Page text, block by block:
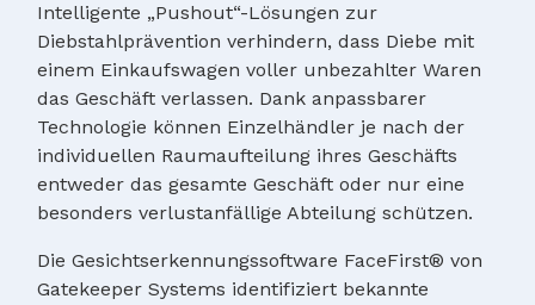
Intelligente „Pushout“-Lösungen zur
Diebstahlprävention verhindern, dass Diebe mit
einem Einkaufswagen voller unbezahlter Waren
das Geschäft verlassen. Dank anpassbarer
Technologie können Einzelhändler je nach der
individuellen Raumaufteilung ihres Geschäfts
entweder das gesamte Geschäft oder nur eine
besonders verlustanfällige Abteilung schützen.
Die Gesichtserkennungssoftware FaceFirst® von
Gatekeeper Systems identifiziert bekannte